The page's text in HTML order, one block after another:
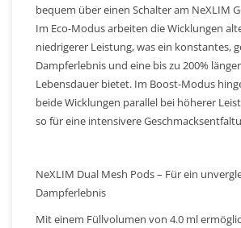
bequem über einen Schalter am NeXLIM
Im Eco-Modus arbeiten die Wicklungen
niedrigerer Leistung, was ein konstantes,
Dampferlebnis und eine bis zu 200%
Lebensdauer bietet. Im Boost-Modus
beide Wicklungen parallel bei höherer
so für eine intensivere
NeXLIM Dual Mesh Pods – Für ein
Dampferlebnis
Mit einem Füllvolumen von 4.0 ml